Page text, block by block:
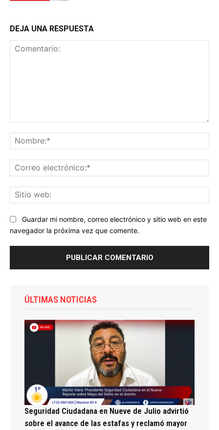
DEJA UNA RESPUESTA
Guardar mi nombre, correo electrónico y sitio web en este
navegador la próxima vez que comente.
ÚLTIMAS NOTICIAS
Seguridad Ciudadana en Nueve de Julio advirtió
sobre el avance de las estafas y reclamó mayor